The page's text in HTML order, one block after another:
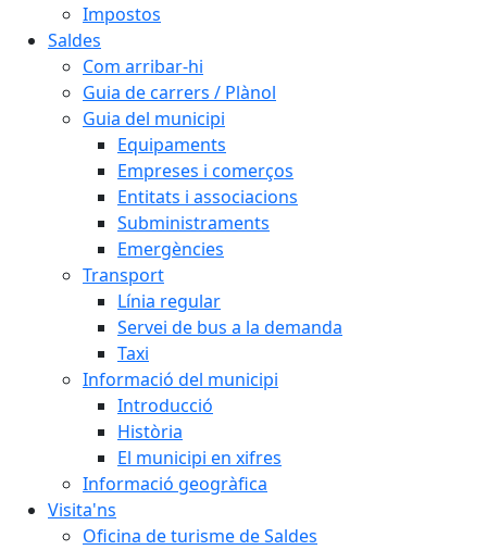
Impostos
Saldes
Com arribar-hi
Guia de carrers / Plànol
Guia del municipi
Equipaments
Empreses i comerços
Entitats i associacions
Subministraments
Emergències
Transport
Línia regular
Servei de bus a la demanda
Taxi
Informació del municipi
Introducció
Història
El municipi en xifres
Informació geogràfica
Visita'ns
Oficina de turisme de Saldes